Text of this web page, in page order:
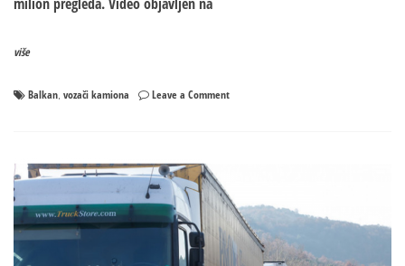
više
Balkan, vozači kamiona Leave a Commenton
sastanu:
„Mučenje“
na
francuskom,